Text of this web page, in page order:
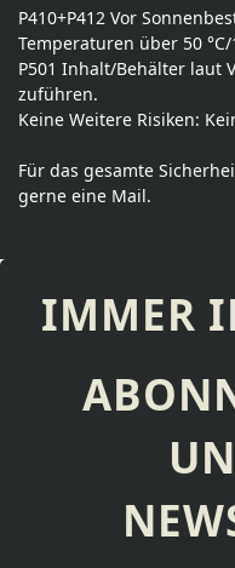
P410+P412 Vor
Temperaturen über 50 °C/
P501 Inhalt/Behälter laut
zuführen.
Keine Weitere Risiken:
Für das gesamte
gerne eine Mail.
IMMER